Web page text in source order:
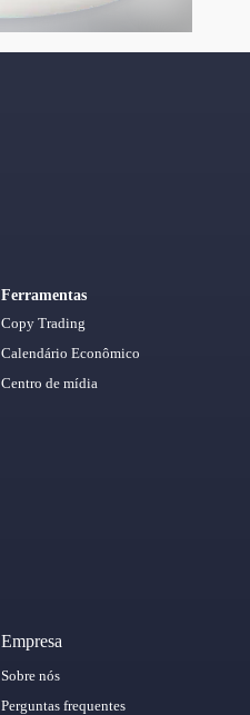
Ferramentas
Copy Trading
Calendário Econômico
Centro de mídia
Empresa
Sobre nós
Perguntas frequentes